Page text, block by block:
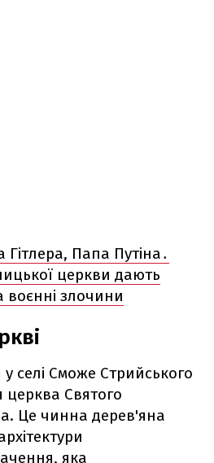
Гітлера, Папа Путіна․
церкви дають
воєнні злочини
селі Сможе Стрийського
церква Святого
Це чинна дерев'яна
яка